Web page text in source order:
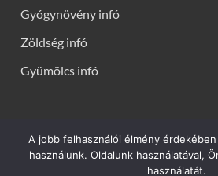
Gyógynövény infó
Zöldség infó
Gyümölcs infó
Kerti virágok - Virág infók: Virág,
talajtakarók, balkon növények,
A jobb felhasználói élmény
használunk. Oldalunk használatával,
használatát.